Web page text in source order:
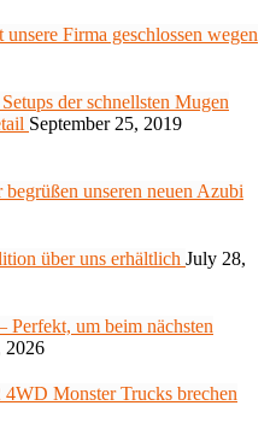
Firma geschlossen wegen
der schnellsten Mugen
September 25, 2019
unseren neuen Azubi
über uns erhältlich July 28,
Perfekt, um beim nächsten
2026
Monster Trucks brechen